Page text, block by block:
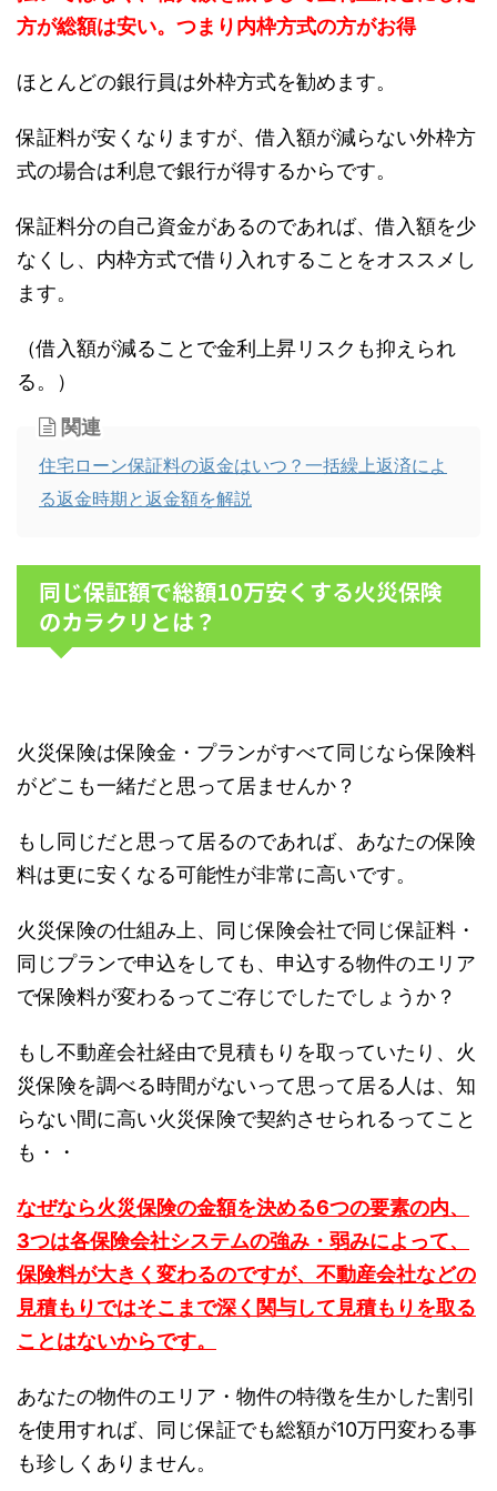
方が総額は安い。つまり内枠方式の方がお得
ほとんどの銀行員は外枠方式を勧めます。
保証料が安くなりますが、借入額が減らない外枠方
式の場合は利息で銀行が得するからです。
保証料分の自己資金があるのであれば、借入額を少
なくし、内枠方式で借り入れすることをオススメし
ます。
（借入額が減ることで金利上昇リスクも抑えられ
る。）
関連
住宅ローン保証料の返金はいつ？一括繰上返済によ
る返金時期と返金額を解説
同じ保証額で総額10万安くする火災保険
のカラクリとは？
火災保険は保険金・プランがすべて同じなら保険料
がどこも一緒だと思って居ませんか？
もし同じだと思って居るのであれば、あなたの保険
料は更に安くなる可能性が非常に高いです。
火災保険の仕組み上、同じ保険会社で同じ保証料・
同じプランで申込をしても、申込する物件のエリア
で保険料が変わるってご存じでしたでしょうか？
もし不動産会社経由で見積もりを取っていたり、火
災保険を調べる時間がないって思って居る人は、知
らない間に高い火災保険で契約させられるってこと
も・・
なぜなら火災保険の金額を決める6つの要素の内、
3つは各保険会社システムの強み・弱みによって、
保険料が大きく変わるのですが、不動産会社などの
見積もりではそこまで深く関与して見積もりを取る
ことはないからです。
あなたの物件のエリア・物件の特徴を生かした割引
を使用すれば、同じ保証でも総額が10万円変わる事
も珍しくありません。